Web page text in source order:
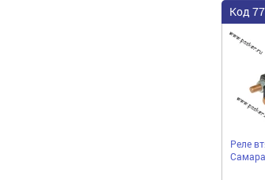
Код
Реле